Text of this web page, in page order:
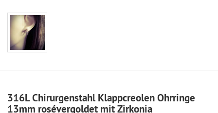
316L Chirurgenstahl Klappcreolen Ohrringe
13mm rosévergoldet mit Zirkonia